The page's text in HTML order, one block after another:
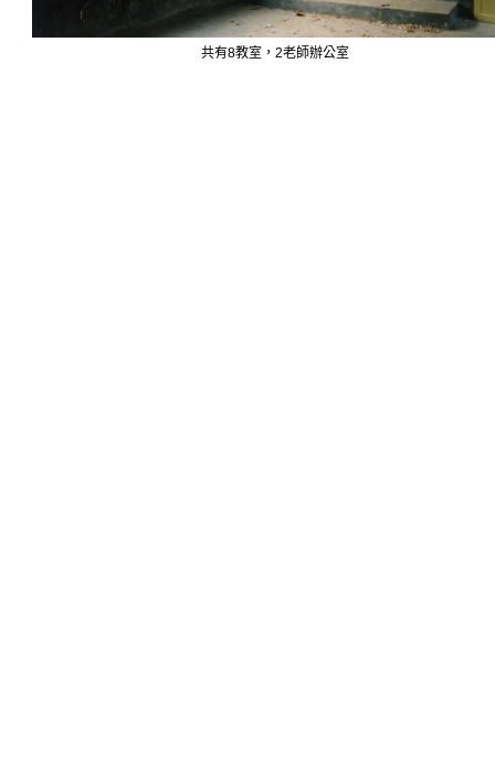
共有8教室， 2老師辦公室